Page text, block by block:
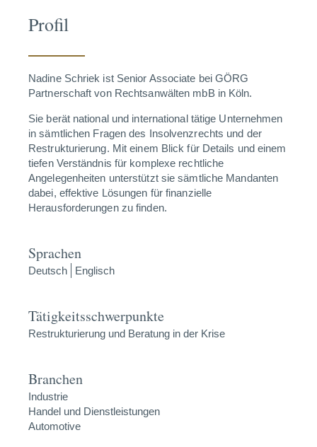
Profil
Nadine Schriek ist Senior Associate bei GÖRG
Partnerschaft von Rechtsanwälten mbB in Köln.
Sie berät national und international tätige Unternehmen
in sämtlichen Fragen des Insolvenzrechts und der
Restrukturierung. Mit einem Blick für Details und einem
tiefen Verständnis für komplexe rechtliche
Angelegenheiten unterstützt sie sämtliche Mandanten
dabei, effektive Lösungen für finanzielle
Herausforderungen zu finden.
Sprachen
Deutsch Englisch
Tätigkeitsschwerpunkte
Restrukturierung und Beratung in der Krise
Branchen
Industrie
Handel und Dienstleistungen
Automotive